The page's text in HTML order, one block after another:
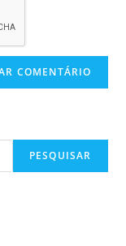
PESQUISAR